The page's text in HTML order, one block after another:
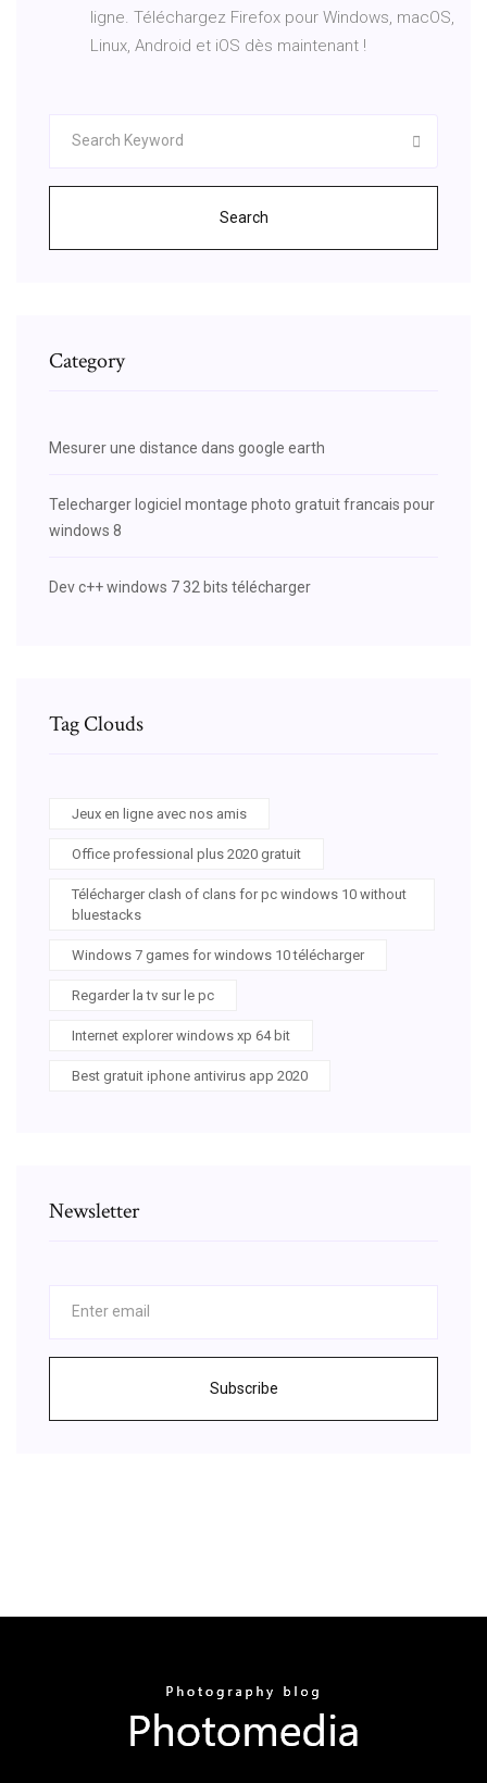
ligne. Téléchargez Firefox pour Windows, macOS,
Linux, Android et iOS dès maintenant !
Search
Category
Mesurer une distance dans google earth
Telecharger logiciel montage photo gratuit francais pour
windows 8
Dev c++ windows 7 32 bits télécharger
Tag Clouds
Jeux en ligne avec nos amis
Office professional plus 2020 gratuit
Télécharger clash of clans for pc windows 10 without
bluestacks
Windows 7 games for windows 10 télécharger
Regarder la tv sur le pc
Internet explorer windows xp 64 bit
Best gratuit iphone antivirus app 2020
Newsletter
Subscribe